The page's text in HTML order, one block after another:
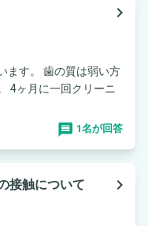
navigate_next
ます。 歯の質は弱い方
4ヶ月に一回クリーニ
1名が回答
接触について
navigate_next